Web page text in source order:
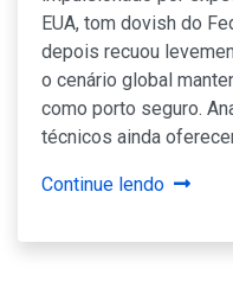
EUA, tom dovish do
depois recuou
o cenário global
como porto seguro.
técnicos ainda
Continue lendo